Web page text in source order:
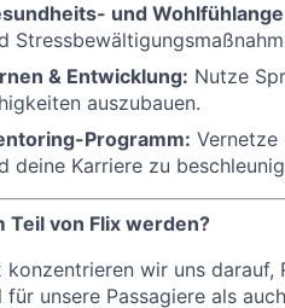
und
& Entwicklung: Nutze
auszubauen.
Programm: Vernetze
deine Karriere zu
Teil von Flix werden?
konzentrieren wir uns
für unsere Passagiere als